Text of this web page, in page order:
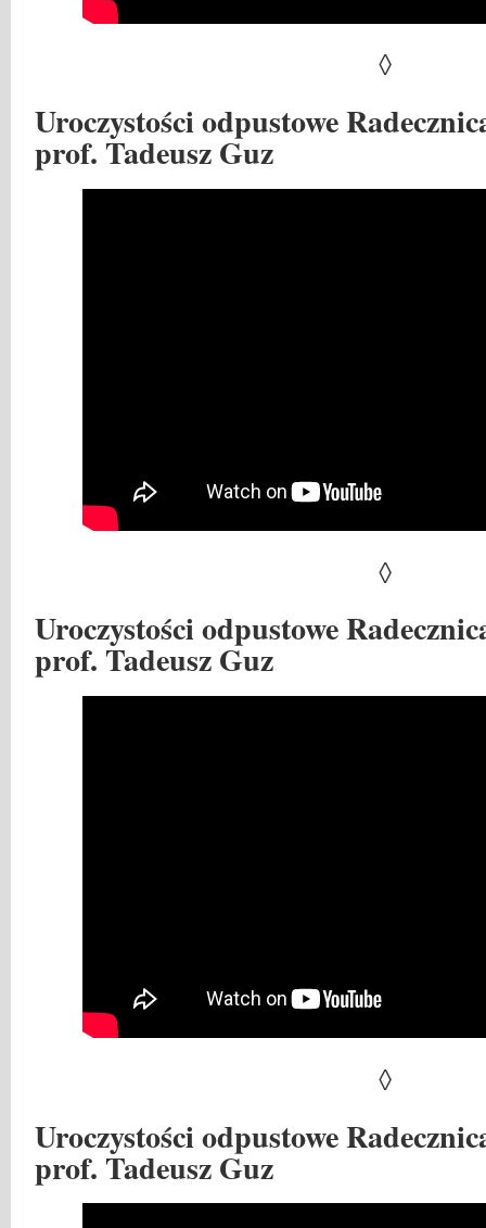
◊
Uroczystości odpustowe
prof. Tadeusz Guz
◊
Uroczystości odpustowe
prof. Tadeusz Guz
◊
Uroczystości odpustowe
prof. Tadeusz Guz